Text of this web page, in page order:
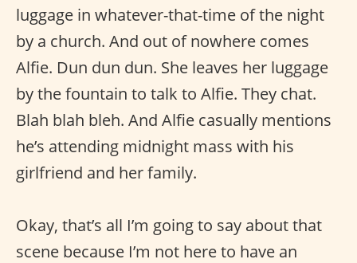
luggage in whatever-that-time of the night
by a church. And out of nowhere comes
Alfie. Dun dun dun. She leaves her luggage
by the fountain to talk to Alfie. They chat.
Blah blah bleh. And Alfie casually mentions
he’s attending midnight mass with his
girlfriend and her family.
Okay, that’s all I’m going to say about that
scene because I’m not here to have an